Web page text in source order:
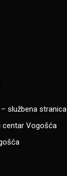
službena stranica
centar Vogošća